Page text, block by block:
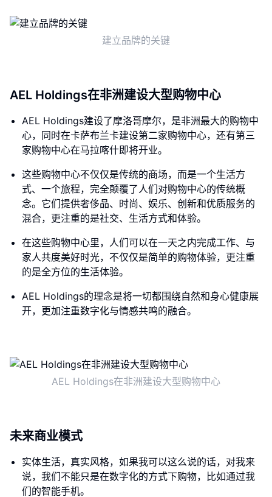
建立品牌的关键
AEL Holdings在非洲建设大型购物中心
AEL Holdings建设了摩洛哥摩尔，是非洲最大的购物中
心，同时在卡萨布兰卡建设第二家购物中心，还有第三
家购物中心在马拉喀什即将开业。
这些购物中心不仅仅是传统的商场，而是一个生活方
式、一个旅程，完全颠覆了人们对购物中心的传统概
念。它们提供奢侈品、时尚、娱乐、创新和优质服务的
混合，更注重的是社交、生活方式和体验。
在这些购物中心里，人们可以在一天之内完成工作、与
家人共度美好时光，不仅仅是简单的购物体验，更注重
的是全方位的生活体验。
AEL Holdings的理念是将一切都围绕自然和身心健康展
开，更加注重数字化与情感共鸣的融合。
AEL Holdings在非洲建设大型购物中心
未来商业模式
实体生活，真实风格，如果我可以这么说的话，对我来
说，我们不能只是在数字化的方式下购物，比如通过我
们的智能手机。